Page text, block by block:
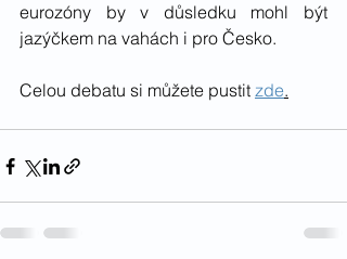
eurozóny by v důsledku mohl být
jazýčkem na vahách i pro Česko.
Celou debatu si můžete pustit zde.